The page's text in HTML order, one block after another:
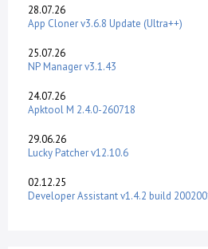
28.07.26
App Cloner v3.6.8 Update (Ultra++)
25.07.26
NP Manager v3.1.43
24.07.26
Apktool M 2.4.0-260718
29.06.26
Lucky Patcher v12.10.6
02.12.25
Developer Assistant v1.4.2 build